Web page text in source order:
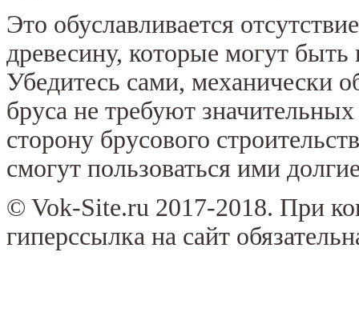
Это обуславливается
древесину, которые могут
Убедитесь сами, механически
бруса не требуют
сторону брусового
смогут пользоваться ими
© Vok-Site.ru 2017-2018. При
гиперссылка на сайт